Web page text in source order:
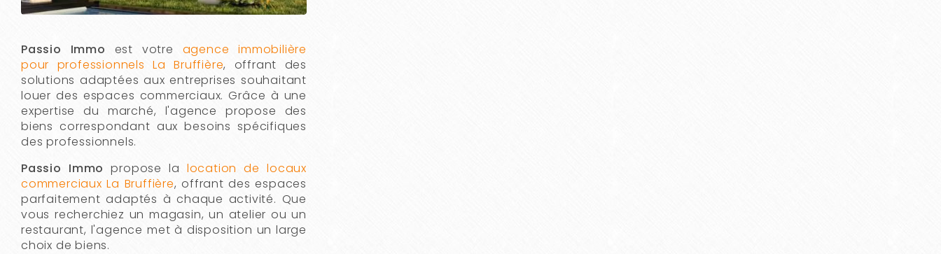
Passio Immo est votre agence immobilière
pour professionnels La Bruffière, offrant des
solutions adaptées aux entreprises souhaitant
louer des espaces commerciaux. Grâce à une
expertise du marché, l'agence propose des
biens correspondant aux besoins spécifiques
des professionnels.
Passio Immo propose la location de locaux
commerciaux La Bruffière, offrant des espaces
parfaitement adaptés à chaque activité. Que
vous recherchiez un magasin, un atelier ou un
restaurant, l'agence met à disposition un large
choix de biens.